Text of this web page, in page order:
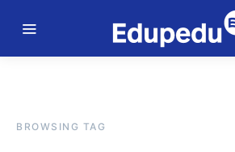
BROWSING TAG